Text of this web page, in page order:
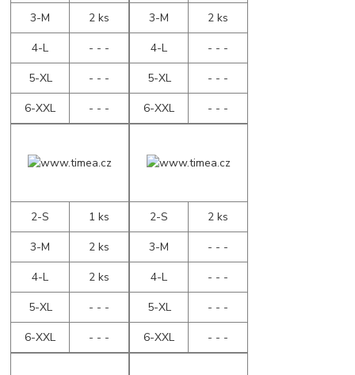
3-M
2 ks
4-L
- - -
5-XL
- - -
6-XXL
- - -
3-M
2 ks
4-L
- - -
5-XL
- - -
6-XXL
- - -
2-S
1 ks
3-M
2 ks
4-L
2 ks
5-XL
- - -
6-XXL
- - -
2-S
2 ks
3-M
- - -
4-L
- - -
5-XL
- - -
6-XXL
- - -